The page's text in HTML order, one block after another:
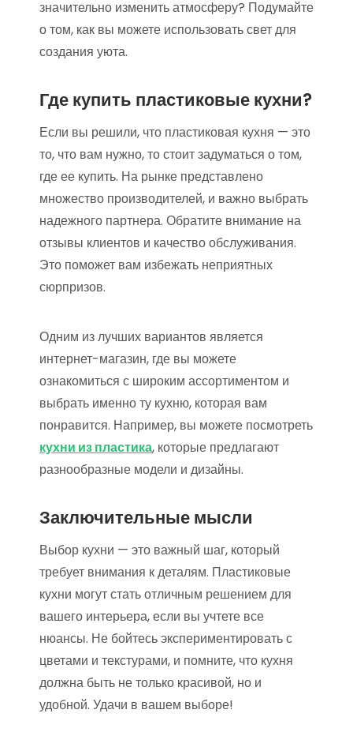
значительно изменить атмосферу? Подумайте
о том, как вы можете использовать свет для
создания уюта.
Где купить пластиковые кухни?
Если вы решили, что пластиковая кухня — это
то, что вам нужно, то стоит задуматься о том,
где ее купить. На рынке представлено
множество производителей, и важно выбрать
надежного партнера. Обратите внимание на
отзывы клиентов и качество обслуживания.
Это поможет вам избежать неприятных
сюрпризов.
Одним из лучших вариантов является
интернет-магазин, где вы можете
ознакомиться с широким ассортиментом и
выбрать именно ту кухню, которая вам
понравится. Например, вы можете посмотреть
кухни из пластика, которые предлагают
разнообразные модели и дизайны.
Заключительные мысли
Выбор кухни — это важный шаг, который
требует внимания к деталям. Пластиковые
кухни могут стать отличным решением для
вашего интерьера, если вы учтете все
нюансы. Не бойтесь экспериментировать с
цветами и текстурами, и помните, что кухня
должна быть не только красивой, но и
удобной. Удачи в вашем выборе!